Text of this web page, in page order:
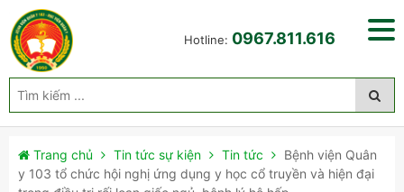
Hotline: 0967.811.616
Trang chủ Tin tức sự kiện Tin tức
Bệnh viện Quân
y 103 tổ chức hội nghị ứng dụng y học cổ truyền và hiện đại